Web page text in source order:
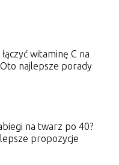
witaminę C na
najlepsze porady
na twarz po 40?
propozycje